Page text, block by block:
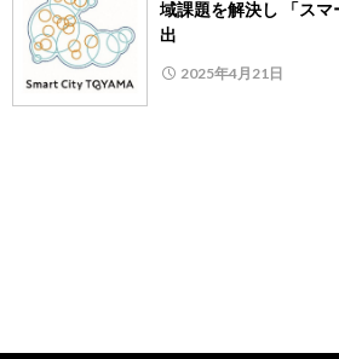
域課題を解決し 「スマ
出
2025年4月21日